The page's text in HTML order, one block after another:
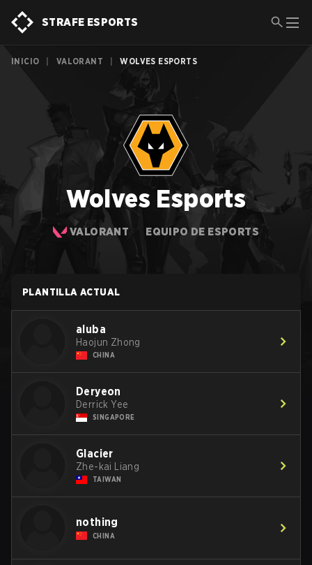
STRAFE ESPORTS
INICIO VALORANT WOLVES ESPORTS
Wolves Esports
VALORANT EQUIPO DE ESPORTS
PLANTILLA ACTUAL
aluba
Haojun Zhong
CHINA
Deryeon
Derrick Yee
SINGAPORE
Glacier
Zhe-kai Liang
TAIWAN
nothing
CHINA